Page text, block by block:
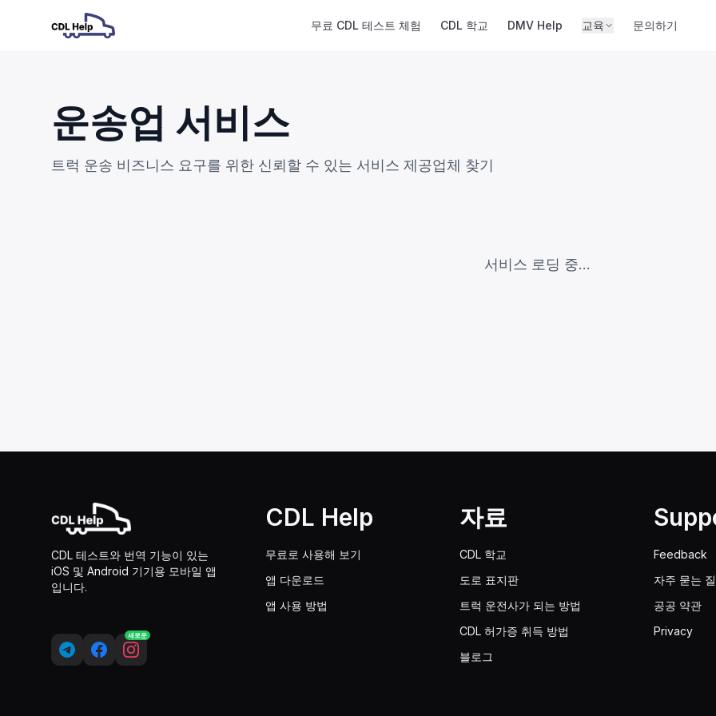
무료 CDL 테스트 체험 CDL 학교 DMV Help 교육 문의하기
운송업 서비스
트럭 운송 비즈니스 요구를 위한 신뢰할 수 있는 서비스 제공업체 찾기
서비스 로딩 중...
CDL 테스트와 번역 기능이 있는
iOS 및 Android 기기용 모바일 앱
입니다.
새로운
CDL Help
무료로 사용해 보기
앱 다운로드
앱 사용 방법
자료
CDL 학교
도로 표지판
트럭 운전사가 되는 방법
CDL 허가증 취득 방법
블로그
Feedback
자주 묻는
공공 약관
Privacy